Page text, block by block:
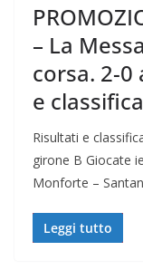
– La
corsa. 2-0
e classifica
Risultati e
girone B Giocate
Monforte –
Leggi tutto